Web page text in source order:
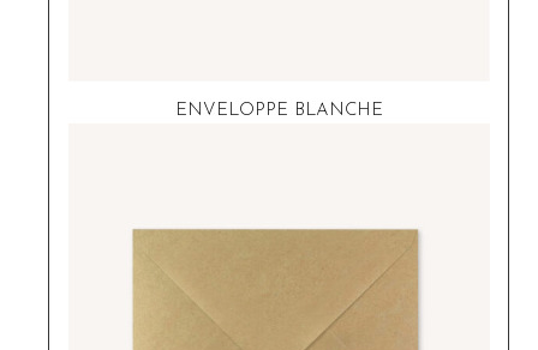
ENVELOPPE BLANCHE